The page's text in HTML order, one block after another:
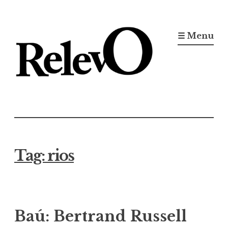
conteúdo
☰ Menu
Tag:rios
Baú: Bertrand Russell